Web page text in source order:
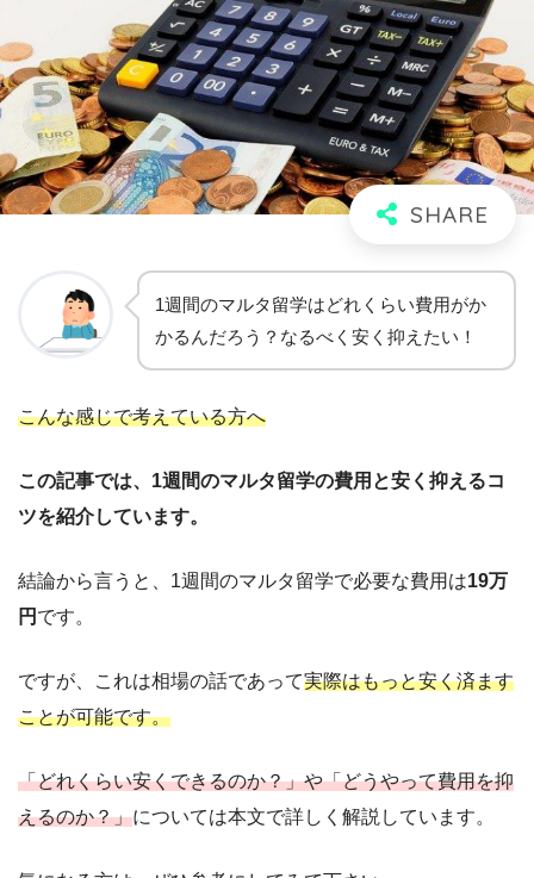
1週間のマルタ留学はどれくらい費用がか
かるんだろう？なるべく安く抑えたい！
こんな感じで考えている方へ
この記事では、1週間のマルタ留学の費用と安く抑えるコ
ツを紹介しています。
結論から言うと、1週間のマルタ留学で必要な費用は19万
円 です。
ですが、これは相場の話であって実際はもっと安く済ます
ことが可能です。
「どれくらい安くできるのか？」や「どうやって費用を抑
えるのか？」については本文で詳しく解説しています。